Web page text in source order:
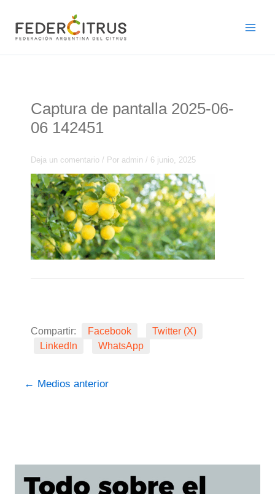
contenido
Captura de pantalla 2025-06-
06 142451
Deja un comentario / Por admin/ 6 junio, 2025
Compartir: Facebook
Twitter (X)
LinkedIn
WhatsApp
← Medios anterior